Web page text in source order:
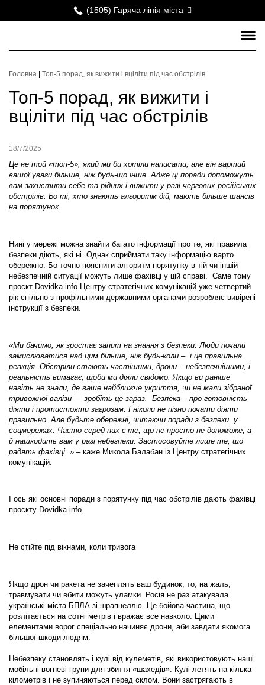
(1505) Гаряча лінія міста
Головна Топ-5 порад, як вижити і вціліти під час обстрілів
Топ-5 порад, як вижити і
вціліти під час обстрілів
18/7/2025
Це не той «топ-5», який ми би хотіли написати, але він вартий
вашої уваги більше, ніж будь-що інше. Адже ці поради допоможуть
вам захистити себе та рідних і вижити у разі чергових російських
обстрілів. Бо ті, хто знають алгоритм дій, мають більше шансів
на порятунок.
Нині у мережі можна знайти багато інформації про те, які правила
безпеки діють, які ні. Однак сприймати таку інформацію варто
обережно. Бо точно пояснити алгоритм порятунку в тій чи іншій
небезпечній ситуації можуть лише фахівці у цій справі. Саме тому
проєкт Dovidka.info Центру стратегічних комунікацій уже четвертий
рік спільно з профільними державними органами розробляє вивірені
інструкції з безпеки.
«Ми бачимо, як зростає запит на знання з безпеки. Люди почали
замислюватися над цим більше, ніж будь-коли – і це правильна
реакція. Обстріли стають частішими, дрони – небезпечнішими, і
реальність вимагає, щоби ми діяли свідомо. Якщо ви раніше
навіть не знали, де ваше найближче укриття, чи не мали зібраної
тривожної валізи — зробіть це зараз. Безпека – про готовність
діяти і протистояти загрозам. І ніколи не пізно почати діяти
правильно. Але будьте обережні, читаючи поради з безпеки у
соцмережах. Часто серед них є те, що не просто не допоможе, а
й нашкодить вам у разі небезпеки. Застосовуйте лише те, що
радять фахівці. » – каже Микола Балабан із Центру стратегічних
комунікацій.
І ось які основні поради з порятунку під час обстрілів дають фахівці
проєкту Dovidka.info.
Не стійте під вікнами, коли тривога
Якщо дрон чи ракета не зачеплять ваш будинок, то, на жаль,
травмувати чи вбити можуть уламки. Росія не раз атакувала
українські міста БПЛА зі шрапнеллю. Це бойова частина, що
розлітається на сотні метрів і вражає все навколо. Цими
елементами ворог спеціально начиняє дрони, аби завдати якомога
більшої шкоди людям.
Небезпеку становлять і кулі від кулеметів які використовують наші
мобільні вогневі групи для збиття «шахедів». Кулі летять на кілька
кілометрів і не зупиняються перед склом. Вони застрягають в